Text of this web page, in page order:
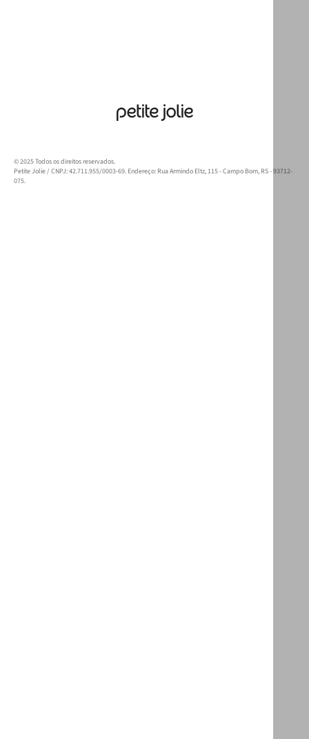
© 2025 Todos os direitos reservados.
Petite Jolie / CNPJ: 42.711.955/0003-69. Endereço: Rua Armindo Eltz, 115 - Campo Bom, RS - 93712-
075.